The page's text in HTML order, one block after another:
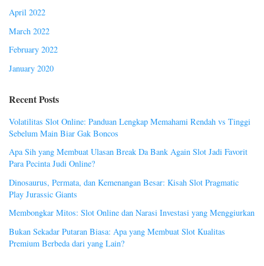
April 2022
March 2022
February 2022
January 2020
Recent Posts
Volatilitas Slot Online: Panduan Lengkap Memahami Rendah vs Tinggi
Sebelum Main Biar Gak Boncos
Apa Sih yang Membuat Ulasan Break Da Bank Again Slot Jadi Favorit
Para Pecinta Judi Online?
Dinosaurus, Permata, dan Kemenangan Besar: Kisah Slot Pragmatic
Play Jurassic Giants
Membongkar Mitos: Slot Online dan Narasi Investasi yang Menggiurkan
Bukan Sekadar Putaran Biasa: Apa yang Membuat Slot Kualitas
Premium Berbeda dari yang Lain?